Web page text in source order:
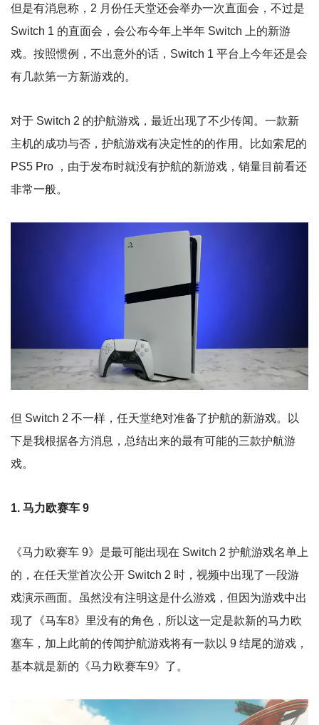
但是有消息称，2 月份任天堂还会举办一次直面会，不过是
Switch 1 的直面会，会公布今年上半年 Switch 上的新游
戏。按照惯例，不出意外的话，Switch 1 平台上今年还是会
有几款第一方新游戏的。
对于 Switch 2 的护航游戏，最近出现了不少传闻。一款新
主机的成功与否，护航游戏有决定性的的作用。比如索尼的
PS5 Pro ，由于发布时就没有护航的新游戏，销量目前看还
非常一般。
但 Switch 2 不一样，任天堂绝对准备了护航的新游戏。以
下是我根据各方消息，总结出来的最有可能的三款护航游
戏。
1. 马力欧赛车 9
《马力欧赛车 9》是最可能出现在 Switch 2 护航游戏名单上
的，在任天堂首次公开 Switch 2 时，视频中出现了一段游
戏演示画面。虽然没有注明这是什么游戏，但因为游戏中出
现了《马车8》里没有的角色，所以这一定是款新的马力欧
塞车，加上此前的传闻护航游戏将有一款以 9 结尾的游戏，
基本就是新的《马力欧赛车9》了。